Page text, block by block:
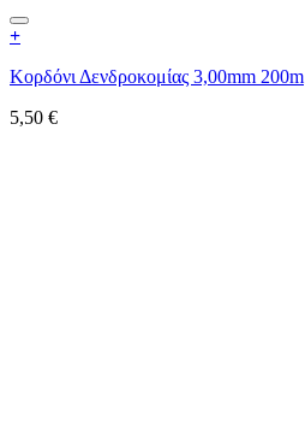
+
Κορδόνι Δενδροκομίας 3,00mm 200m
5,50 €